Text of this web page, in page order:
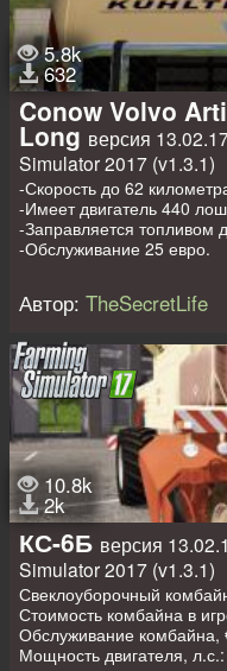
- 4 очка гаража
- присутствуют
- имеет вид из кабины
Автор: kinD
Доработал: kazebobrik
5.8k
632
Conow Volvo
Long версия
Simulator 2017 (v1.3.1)
-Скорость до 62
-Имеет двигатель 440
-Заправляется топливом
-Обслуживание 25 евро.
Попробуй прицепить к
она вырастет вдвое (64
-Его фирменный прицеп
берут 10 евро.
-Хорошо сделанная
-Перевозить почти все
-Присутствует
Авторы: EastSide & TSL
Автор: TheSecretLife
10.8k
2k
КС-6Б версия
Simulator 2017 (v1.3.1)
Свеклоуборочный
Стоимость комбайна в
Обслуживание комбайна,
Мощность двигателя,